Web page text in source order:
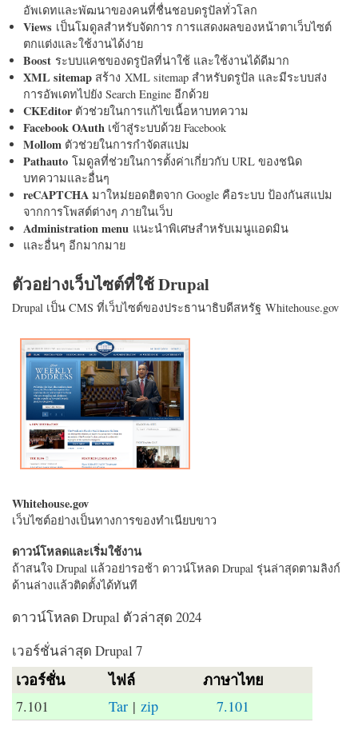
อัพเดทและพัฒนาของคนที่ชื่นชอบดรูปัลทั่วโลก
Views เป็นโมดูลสำหรับจัดการ การแสดงผลของหน้าตาเว็บไซต์
ตกแต่งและใช้งานได้ง่าย
Boost ระบบแคชของดรูปัลที่น่าใช้ และใช้งานได้ดีมาก
XML sitemap สร้าง XML sitemap สำหรับดรูปัล และมีระบบส่ง
การอัพเดทไปยัง Search Engine อีกด้วย
CKEditorตัวช่วยในการแก้ไขเนื้อหาบทความ
Facebook OAuth เข้าสู่ระบบด้วย Facebook
Mollom ตัวช่วยในการกำจัดสแปม
Pathauto โมดูลที่ช่วยในการตั้งค่าเกี่ยวกับ URL ของชนิด
บทความและอื่นๆ
reCAPTCHA มาใหม่ยอดฮิตจาก Google คือระบบ ป้องกันสแปม
จากการโพสต์ต่างๆ ภายในเว็บ
Administration menu แนะนำพิเศษสำหรับเมนูแอดมิน
และอื่นๆ อีกมากมาย
ตัวอย่างเว็บไซต์ที่ใช้ Drupal
Drupal เป็น CMS ที่เว็บไซต์ของประธานาธิบดีสหรัฐ Whitehouse.gov
Whitehouse.gov
เว็บไซต์อย่างเป็นทางการของทำเนียบขาว
ดาวน์โหลดและเริ่มใช้งาน
ถ้าสนใจ Drupal แล้วอย่ารอช้า ดาวน์โหลด Drupal รุ่นล่าสุดตามลิงก์
ด้านล่างแล้วติดตั้งได้ทันที
ดาวน์โหลด Drupal ตัวล่าสุด 2024
เวอร์ชั่นล่าสุด Drupal 7
เวอร์ชั่น ไฟล์ ภาษาไทย
7.101 Tar |zip 7.101